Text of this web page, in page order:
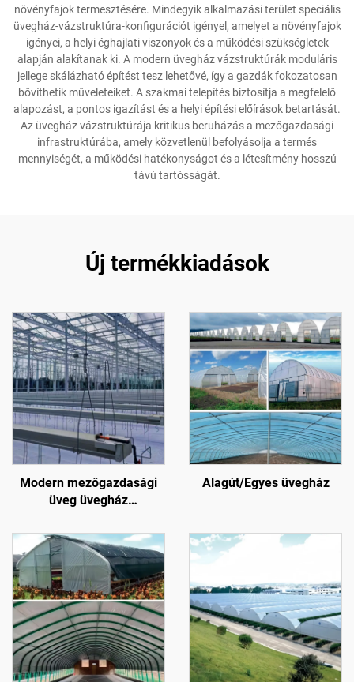
növényfajok termesztésére. Mindegyik alkalmazási terület speciális
üvegház-vázstruktúra-konfigurációt igényel, amelyet a növényfajok
igényei, a helyi éghajlati viszonyok és a működési szükségletek
alapján alakítanak ki. A modern üvegház vázstruktúrák moduláris
jellege skálázható építést tesz lehetővé, így a gazdák fokozatosan
bővíthetik műveleteiket. A szakmai telepítés biztosítja a megfelelő
alapozást, a pontos igazítást és a helyi építési előírások betartását.
Az üvegház vázstruktúrája kritikus beruházás a mezőgazdasági
infrastruktúrába, amely közvetlenül befolyásolja a termés
mennyiségét, a működési hatékonyságot és a létesítmény hosszú
távú tartósságát.
Új termékkiadások
Modern mezőgazdasági
üveg üvegház
hőmérsékletszabályozó
rendszerrel/árnyékoló
rendszerrel/
öntözőrendszerrel
Alagút/Egyes üvegház